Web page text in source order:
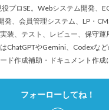
プロSE。Webシステム開発、
発、会員管理システム、LP・
装、テスト、レビュー、保守運
ChatGPTやGemini、Codexな
ド作成補助・ドキュメント作成
フォーローしてね！